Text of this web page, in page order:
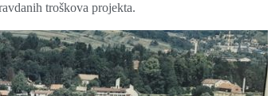
troškova projekta.